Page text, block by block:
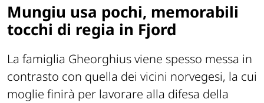
Mungiu usa pochi, memorabili
tocchi di regia in Fjord
La famiglia Gheorghius viene spesso messa in
contrasto con quella dei vicini norvegesi, la cui
moglie finirà per lavorare alla difesa della